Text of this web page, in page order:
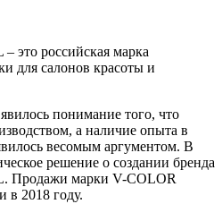
это российская марка
для салонов красоты и
понимание того, что
а наличие опыта в
весомым аргументом. В
решение о создании бренда
Продажи марки V-COLOR
в 2018 году.